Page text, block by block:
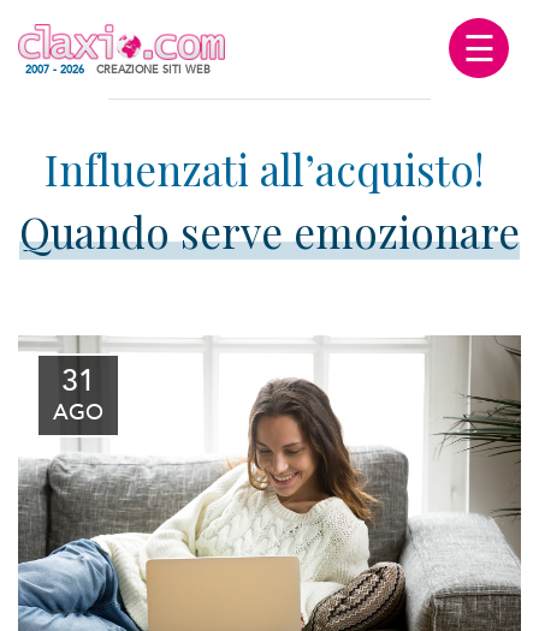
2007 - 2026 CREAZIONE SITI WEB ☰
Quando serve emozionare
31
AGO